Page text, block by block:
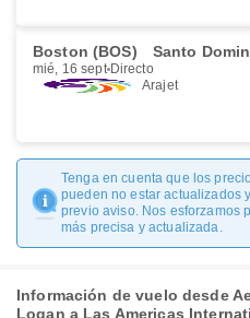
Boston (BOS) Santo
mié, 16 sept Directo
Arajet
Tenga en cuenta que los
pueden no estar actualizados
previo aviso. Nos esforzamos
más precisa y actualizada.
Información de vuelo desde
Logan a Las Americas